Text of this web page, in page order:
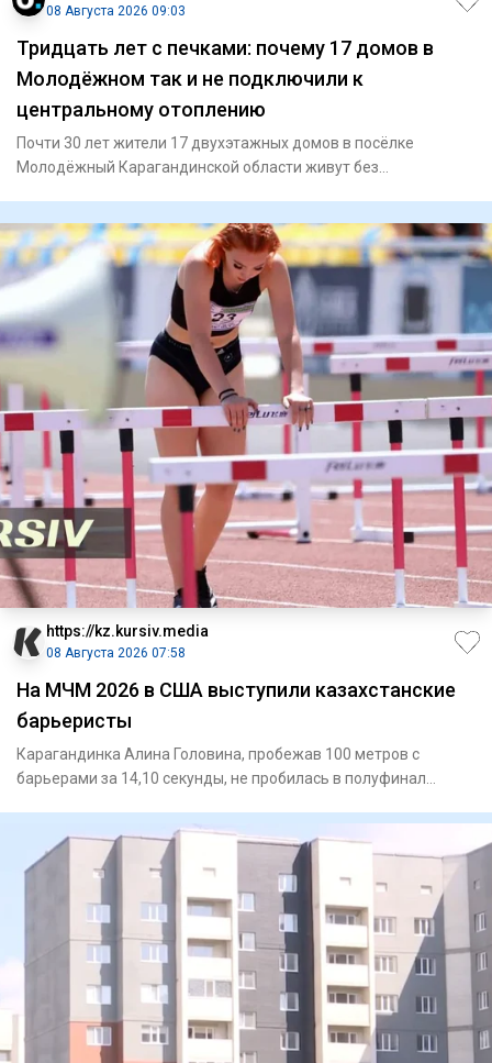
08 Августа 2026 09:03
Тридцать лет с печками: почему 17 домов в
Молодёжном так и не подключили к
центральному отоплению
Почти 30 лет жители 17 двухэтажных домов в посёлке
Молодёжный Карагандинской области живут без
https://kz.kursiv.media
08 Августа 2026 07:58
На МЧМ 2026 в США выступили казахстанские
барьеристы
Карагандинка Алина Головина, пробежав 100 метров с
барьерами за 14,10 секунды, не пробилась в полуфинал